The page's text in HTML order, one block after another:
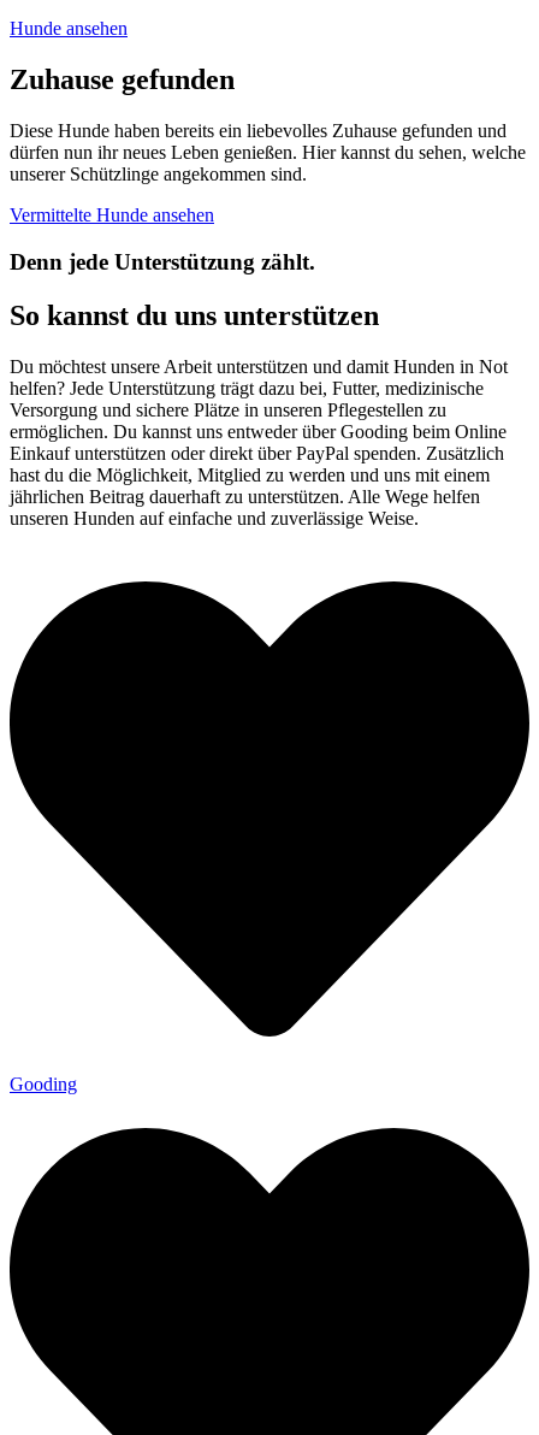
Hunde ansehen
Zuhause gefunden
Diese Hunde haben bereits ein liebevolles Zuhause gefunden und
dürfen nun ihr neues Leben genießen. Hier kannst du sehen, welche
unserer Schützlinge angekommen sind.
Vermittelte Hunde ansehen
Denn jede Unterstützung zählt.
So kannst du uns unterstützen
Du möchtest unsere Arbeit unterstützen und damit Hunden in Not
helfen? Jede Unterstützung trägt dazu bei, Futter, medizinische
Versorgung und sichere Plätze in unseren Pflegestellen zu
ermöglichen. Du kannst uns entweder über Gooding beim Online
Einkauf unterstützen oder direkt über PayPal spenden. Zusätzlich
hast du die Möglichkeit, Mitglied zu werden und uns mit einem
jährlichen Beitrag dauerhaft zu unterstützen. Alle Wege helfen
unseren Hunden auf einfache und zuverlässige Weise.
Gooding